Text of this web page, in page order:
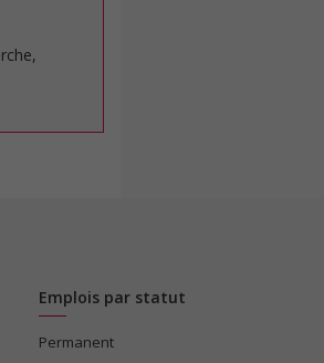
Emplois par statut
Permanent